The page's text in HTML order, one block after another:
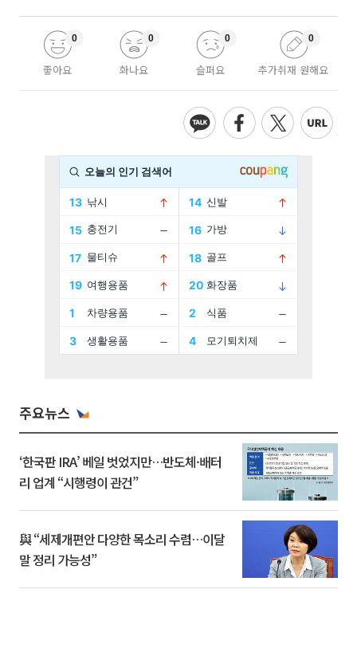
좋아요
0
화나요
0
슬퍼요
0
추가취재 원해요
0
주요뉴스
‘한국판 IRA’ 베일 벗었지만…반도체·배터
리 업계 “시행령이 관건”
與 “세제개편안 다양한 목소리 수렴…이달
말 정리 가능성”